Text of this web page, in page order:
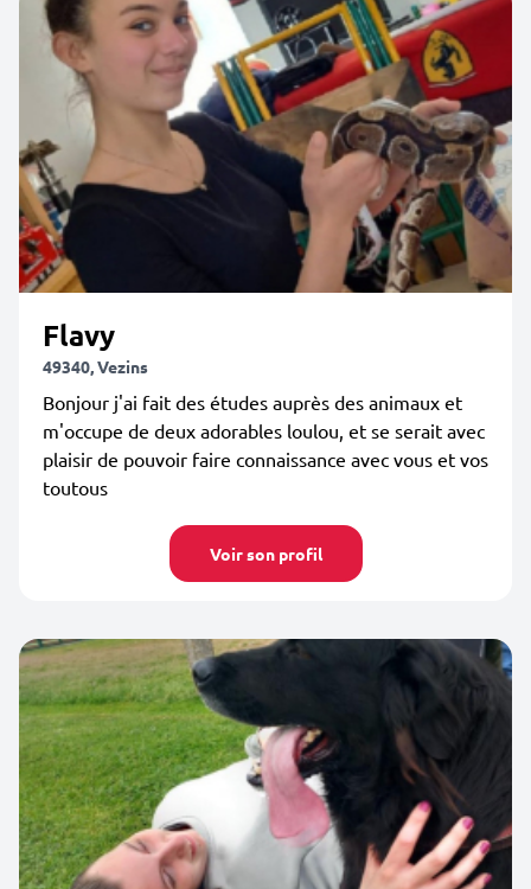
Flavy
49340, Vezins
Bonjour j'ai fait des études auprès des animaux et
m'occupe de deux adorables loulou, et se serait avec
plaisir de pouvoir faire connaissance avec vous et vos
toutous
Voir son profil